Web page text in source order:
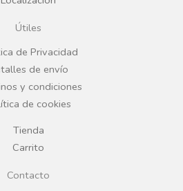
o
o
k
g
r
a
Útiles
de Privacidad
de envío
y condiciones
de cookies
Tienda
Carrito
Contacto